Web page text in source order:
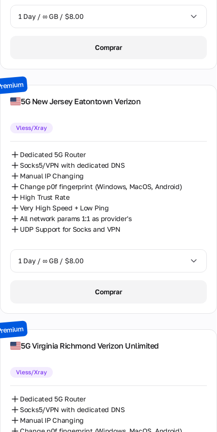
1 Day / ∞ GB / $8.00
3 Days / ∞ GB / $21.00
30 Days / ∞ GB / $162.00
Comprar
5G New Jersey Eatontown Verizon
Vless/Xray
Dedicated 5G Router
Socks5/VPN with dedicated DNS
Manual IP Changing
Change p0f fingerprint (Windows, MacOS, Android)
High Trust Rate
Very High Speed + Low Ping
All network params 1:1 as provider's
UDP Support for Socks and VPN
1 Day / ∞ GB / $8.00
3 Days / ∞ GB / $21.00
30 Days / ∞ GB / $162.00
Comprar
5G Virginia Richmond Verizon Unlimited
Vless/Xray
Dedicated 5G Router
Socks5/VPN with dedicated DNS
Manual IP Changing